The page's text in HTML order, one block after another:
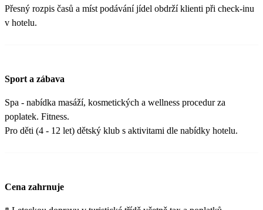
Přesný rozpis časů a míst podávání jídel obdrží klienti při check-inu
v hotelu.
Sport a zábava
Spa - nabídka masáží, kosmetických a wellness procedur za
poplatek. Fitness.
Pro děti (4 - 12 let) dětský klub s aktivitami dle nabídky hotelu.
Cena zahrnuje